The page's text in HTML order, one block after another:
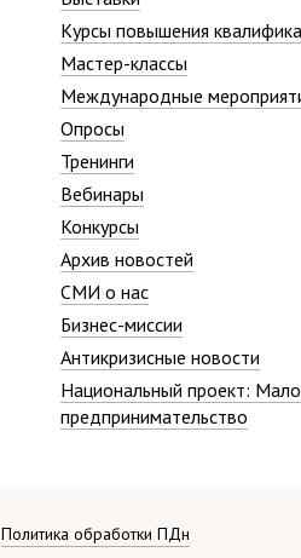
Курсы повышения
Мастер-классы
Международные
Опросы
Тренинги
Вебинары
Конкурсы
Архив новостей
СМИ о нас
Бизнес-миссии
Антикризисные новости
Национальный проект:
предпринимательство
Политика обработки ПДн